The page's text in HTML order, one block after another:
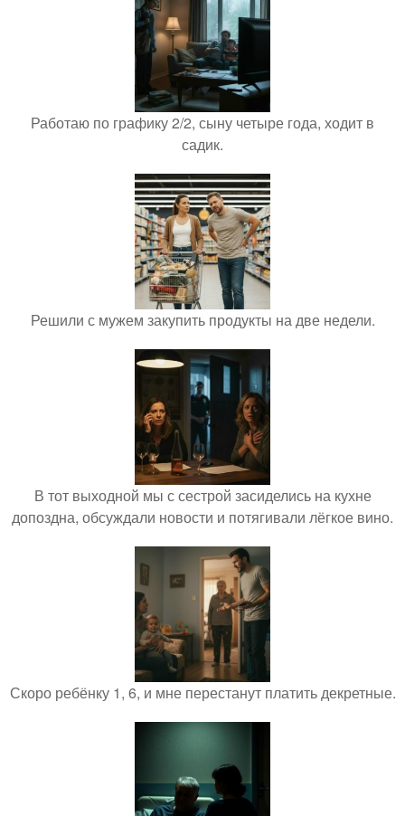
Работаю по графику 2/2, сыну четыре года, ходит в
садик.
Решили с мужем закупить продукты на две недели.
В тот выходной мы с сестрой засиделись на кухне
допоздна, обсуждали новости и потягивали лёгкое вино.
Скоро ребёнку 1, 6, и мне перестанут платить декретные.